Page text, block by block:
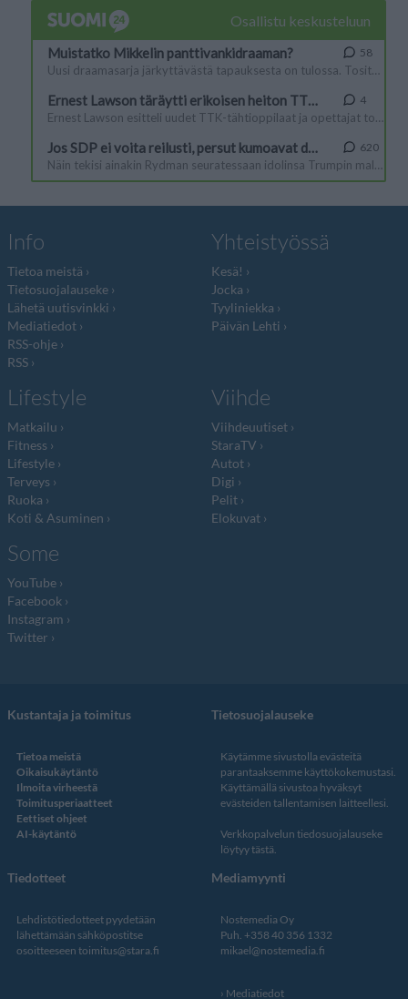
Info
Tietoa meistä
Tietosuojalauseke
Lähetä uutisvinkki
Mediatiedot
RSS-ohje
RSS
Yhteistyössä
Kesä!
Jocka
Tyyliniekka
Päivän Lehti
Lifestyle
Matkailu
Fitness
Lifestyle
Terveys
Ruoka
Koti & Asuminen
Viihde
Viihdeuutiset
StaraTV
Autot
Digi
Pelit
Elokuvat
Some
YouTube
Facebook
Instagram
Twitter
Kustantaja ja toimitus
Tietoa meistä
Oikaisukäytäntö
Ilmoita virheestä
Toimitusperiaatteet
Eettiset ohjeet
AI-käytäntö
Tietosuojalauseke
Käytämme sivustolla evästeitä
parantaaksemme käyttökokemustasi.
Käyttämällä sivustoa hyväksyt
evästeiden tallentamisen laitteellesi.
Verkkopalvelun tiedosuojalauseke
löytyy tästä
Tiedotteet
Lehdistötiedotteet pyydetään
lähettämään sähköpostitse
osoitteeseen toimitus@stara.fi
Mediamyynti
Nostemedia Oy
Puh. +358 40 356 1332
mikael@nostemedia.fi
Mediatiedot